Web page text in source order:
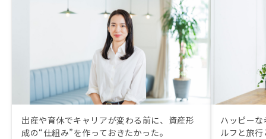
出産や育休でキャリアが変わる前に、資産形
成の“仕組み”を作っておきたかった。
ハッピー
ルフと旅